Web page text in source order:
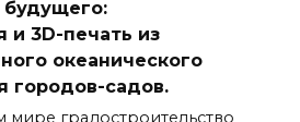
будущего:
и 3D-печать из
океанического
городов-садов.
мире градостроительство